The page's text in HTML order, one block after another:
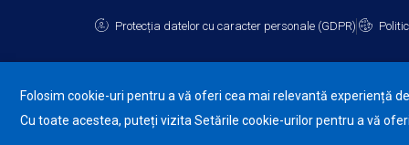
Protecția datelor cu caracter personale (GDPR)
Folosim cookie-uri pentru a vă oferi cea mai relevantă experiență
Cu toate acestea, puteți vizita Setările cookie-urilor pentru a vă